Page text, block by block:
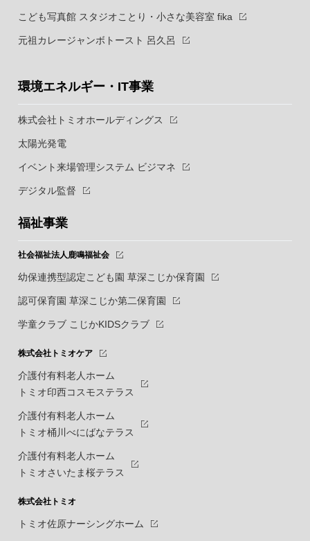
こども写真館 スタジオことり・小さな美容室 fika
元祖カレージャンボトースト 呂久呂
環境エネルギー・IT事業
株式会社トミオホールディングス
太陽光発電
イベント来場管理システム ビジマネ
デジタル監督
福祉事業
社会福祉法人鹿鳴福祉会
幼保連携型認定こども園 草深こじか保育園
認可保育園 草深こじか第二保育園
学童クラブ こじかKIDSクラブ
株式会社トミオケア
介護付有料老人ホーム
トミオ印西コスモステラス
介護付有料老人ホーム
トミオ桶川べにばなテラス
介護付有料老人ホーム
トミオさいたま桜テラス
株式会社トミオ
トミオ佐原ナーシングホーム